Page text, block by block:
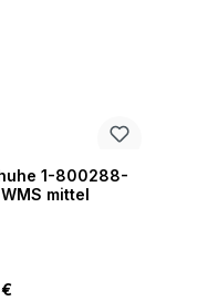
1-800288-
mittel